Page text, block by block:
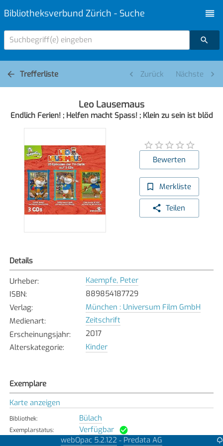
Bibliotheksverbund Zürich - Suche
Suchbegriff(e) eingeben
Trefferliste Zurück Nächste
Leo Lausemaus
Endlich Ferien! ; Helfen macht Spass! ; Klein zu sein ist blöd
Bewerten
Merkliste
Teilen
Details
Urheber:
Kaempfe, Peter
ISBN:
889854187729
Verlag:
München : Universum Film GmbH
Medienart:
Zeitschrift
Erscheinungsjahr:
2017
Alterskategorie: Kinder
Exemplare
Karte anzeigen
Bibliothek: Bülach
Exemplarstatus: Verfügbar
webOpac 5.2.122 - Predata AG